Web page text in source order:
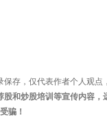
存，仅代表作者个人观
股和炒股培训等宣传内容
骗！